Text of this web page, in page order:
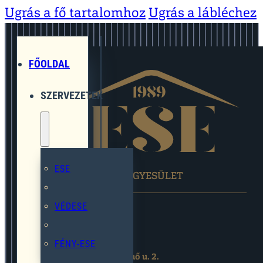
Ugrás a fő tartalomhoz Ugrás a lábléchez
FŐOLDAL
SZERVEZETEK
ESE
VÉDESE
FÉNY-ESE
EGYMÁST SEGÍTŐ EGYESÜLET
2119 Pécel,Pihenő u. 2.